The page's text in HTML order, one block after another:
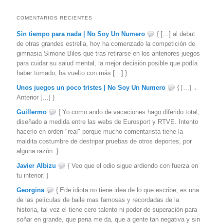
COMENTARIOS RECIENTES
Sin tiempo para nada | No Soy Un Numero
{ […] al debut
de otras grandes estrella, hoy ha comenzado la competición de
gimnasia Simone Biles que tras retirarse en los anteriores juegos
para cuidar su salud mental, la mejor decisión posible que podía
haber tomado, ha vuelto con más […] }
Unos juegos un poco tristes | No Soy Un Numero
{ […] ←
Anterior […] }
Guillermo
{ Yo como ando de vacaciones hago diferido total,
diseñado a medida entre las webs de Eurosport y RTVE. Intento
hacerlo en orden "real" porque mucho comentarista tiene la
maldita costumbre de destripar pruebas de otros deportes, por
alguna razón. }
Javier Albizu
{ Veo que el odio sigue ardiendo con fuerza en
tu interior. }
Georgina
{ Ede idiota no tiene idea de lo que escribe, es una
de las películas de baile mas famosas y recordadas de la
historia, tal vez el tiene cero talento ni poder de superación para
soñar en grande, que pena me da, que a gente tan negativa y sin